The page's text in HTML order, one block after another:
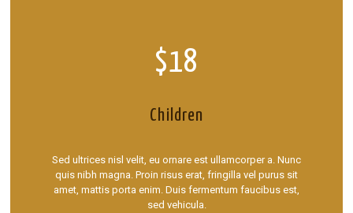
$18
Children
Sed ultrices nisl velit, eu ornare est ullamcorper a. Nunc
quis nibh magna. Proin risus erat, fringilla vel purus sit
amet, mattis porta enim. Duis fermentum faucibus est,
sed vehicula.